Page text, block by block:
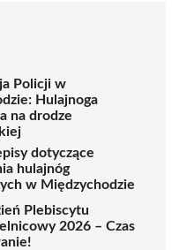
Policji w
Hulajnoga
na drodze
dotyczące
hulajnóg
w Międzychodzie
Plebiscytu
2026 – Czas